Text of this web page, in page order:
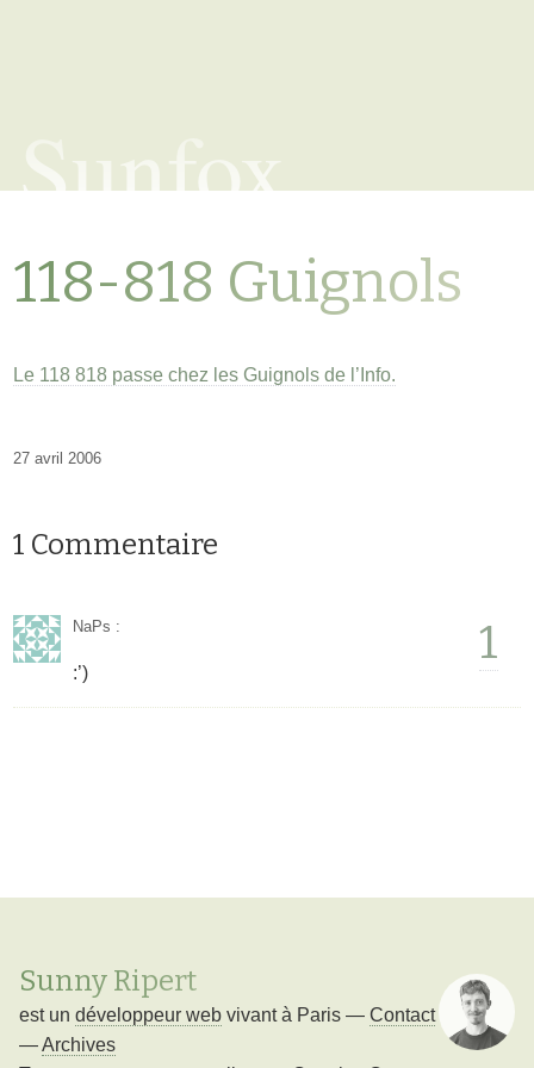
Sunfox
118-818 Guignols
Le 118 818 passe chez les Guignols de l’Info.
27 avril 2006
1 Commentaire
1
NaPs :
:’)
Sunny Ripert
est un développeur web vivant à Paris — Contact
—Archives